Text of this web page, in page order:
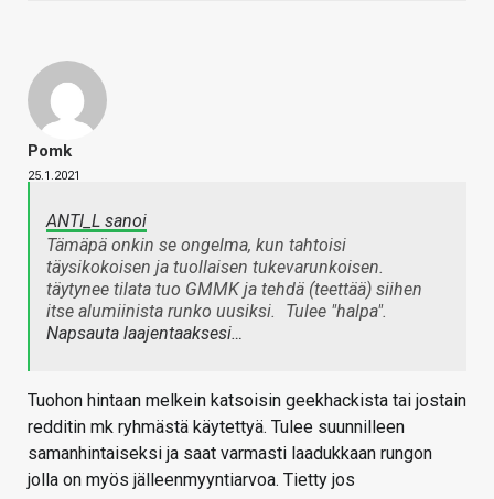
Pomk
25.1.2021
ANTI_L sanoi
Tämäpä onkin se ongelma, kun tahtoisi
täysikokoisen ja tuollaisen tukevarunkoisen.
täytynee tilata tuo GMMK ja tehdä (teettää) siihen
itse alumiinista runko uusiksi.
Tulee "halpa".
Napsauta laajentaaksesi…
Tuohon hintaan melkein katsoisin geekhackista tai jostain
redditin mk ryhmästä käytettyä. Tulee suunnilleen
samanhintaiseksi ja saat varmasti laadukkaan rungon
jolla on myös jälleenmyyntiarvoa. Tietty jos